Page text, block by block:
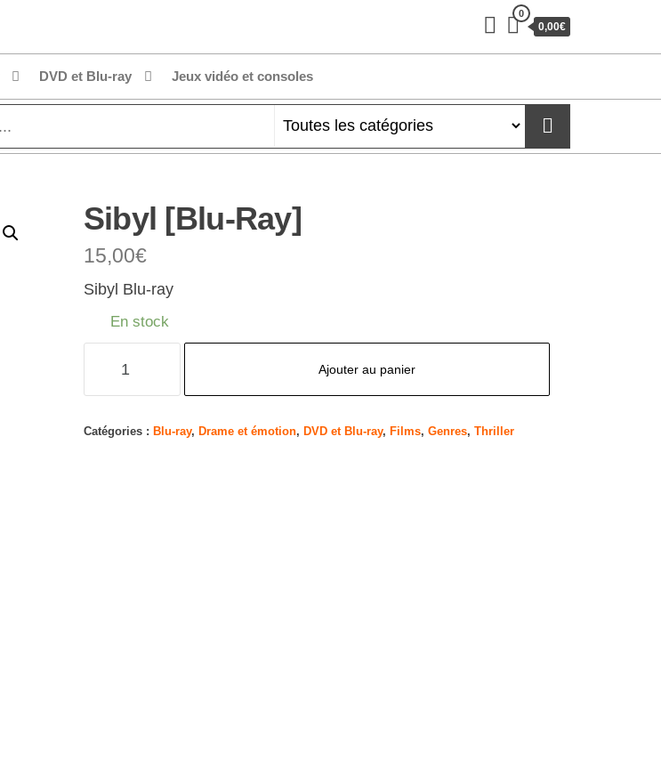
0
0,00€
DVD et Blu-ray Jeux vidéo et consoles
Sibyl [Blu-Ray]
15,00€
Sibyl Blu-ray
En stock
[Blu-
Ajouter au panier
Catégories : Blu-ray, Drame et émotion, DVD et Blu-ray, Films, Genres, Thriller